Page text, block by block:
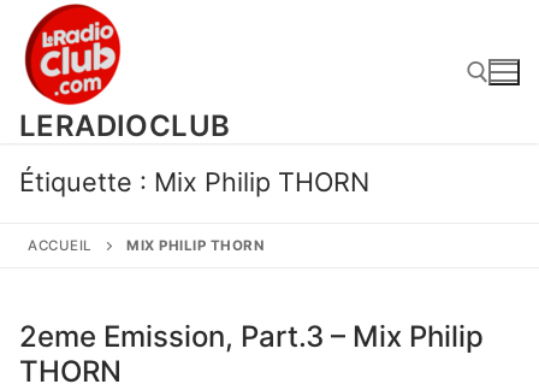
contenu
LERADIOCLUB
Rechercher :
Étiquette : Mix Philip THORN
ACCUEIL MIX PHILIP THORN
2eme Emission, Part.3 – Mix Philip
THORN